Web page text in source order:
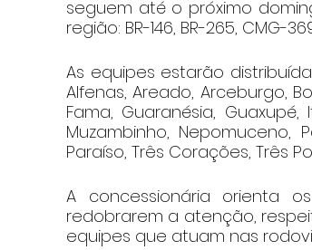
seguem até o próximo
região: BR-146, BR-265, CMG-
As equipes estarão
Alfenas, Areado, Arceburgo,
Fama, Guaranésia,
Muzambinho,
Paraíso, Três Corações, Três
A concessionária orienta
redobrarem a atenção,
equipes que atuam nas